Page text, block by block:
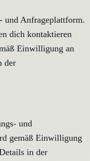
und Anfrageplattform.
dich kontaktieren
Einwilligung an
der
und
gemäß Einwilligung
in der